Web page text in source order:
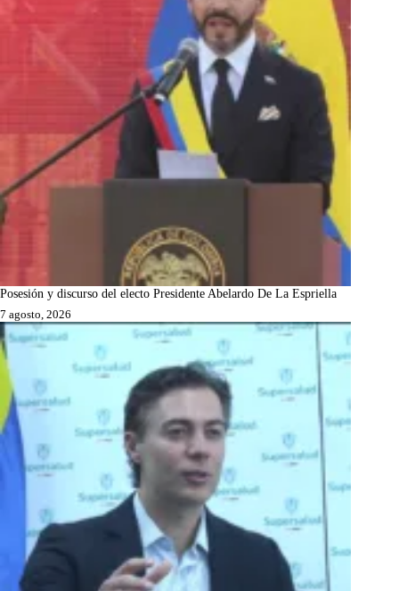
Posesión y discurso del electo Presidente Abelardo De La Espriella
7 agosto, 2026